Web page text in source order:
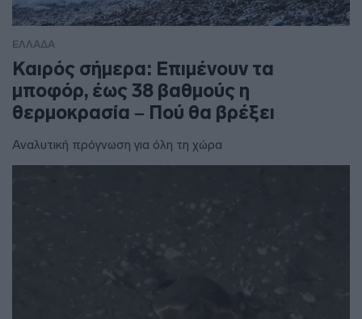
ΕΛΛΑΔΑ
Καιρός σήμερα: Επιμένουν τα
μποφόρ, έως 38 βαθμούς η
θερμοκρασία – Πού θα βρέξει
Αναλυτική πρόγνωση για όλη τη χώρα